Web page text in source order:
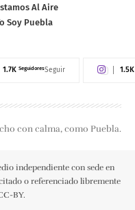
Al Aire
Soy Puebla
1.7K SeguidoresSeguir 1.5K
con calma, como Puebla.
independiente con sede en
o referenciado libremente
BY.